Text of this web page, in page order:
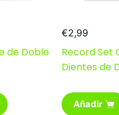
de Doble
€2,99
Record Set
Dientes de
Añadir